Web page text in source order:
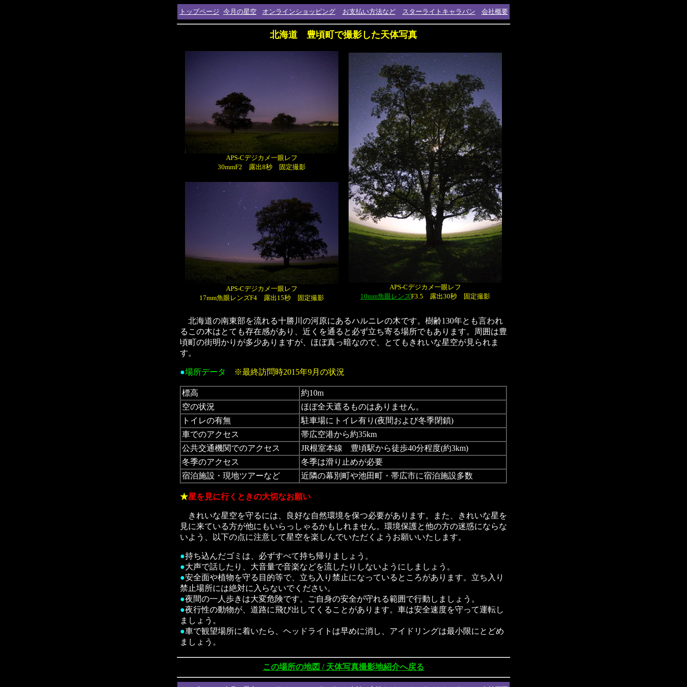
トップページ 今月の星空 オンラインショッピング お支払い方法など スターライトキャラバン 会社概要
北海道 豊頃町で撮影した天体写真
APS-Cデジカメ一眼レフ
30mmF2 露出8秒 固定撮影
APS-Cデジカメ一眼レフ
10mm魚眼レンズF3.5 露出30秒 固定撮影
APS-Cデジカメ一眼レフ
17mm魚眼レンズF4 露出15秒 固定撮影
北海道の南東部を流れる十勝川の河原にあるハルニレの木です。樹齢130年とも言われ
るこの木はとても存在感があり、近くを通ると必ず立ち寄る場所でもあります。周囲は豊
頃町の街明かりが多少ありますが、ほぼ真っ暗なので、とてもきれいな星空が見られま
す。
●場所データ ※最終訪問時2015年9月の状況
標高
約10m
空の状況
ほぼ全天遮るものはありません。
トイレの有無
駐車場にトイレ有り(夜間および冬季閉鎖)
車でのアクセス
帯広空港から約35km
公共交通機関でのアクセス
JR根室本線 豊頃駅から徒歩40分程度(約3km)
冬季のアクセス
冬季は滑り止めが必要
宿泊施設・現地ツアーなど
近隣の幕別町や池田町・帯広市に宿泊施設多数
★星を見に行くときの大切なお願い
きれいな星空を守るには、良好な自然環境を保つ必要があります。また、きれいな星を
見に来ている方が他にもいらっしゃるかもしれません。環境保護と他の方の迷惑にならな
いよう、以下の点に注意して星空を楽しんでいただくようお願いいたします。
●持ち込んだゴミは、必ずすべて持ち帰りましょう。
●大声で話したり、大音量で音楽などを流したりしないようにしましょう。
●安全面や植物を守る目的等で、立ち入り禁止になっているところがあります。立ち入り
禁止場所には絶対に入らないでください。
●夜間の一人歩きは大変危険です。ご自身の安全が守れる範囲で行動しましょう。
●夜行性の動物が、道路に飛び出してくることがあります。車は安全速度を守って運転し
ましょう。
●車で観望場所に着いたら、ヘッドライトは早めに消し、アイドリングは最小限にとどめ
ましょう。
この場所の地図 / 天体写真撮影地紹介へ戻る